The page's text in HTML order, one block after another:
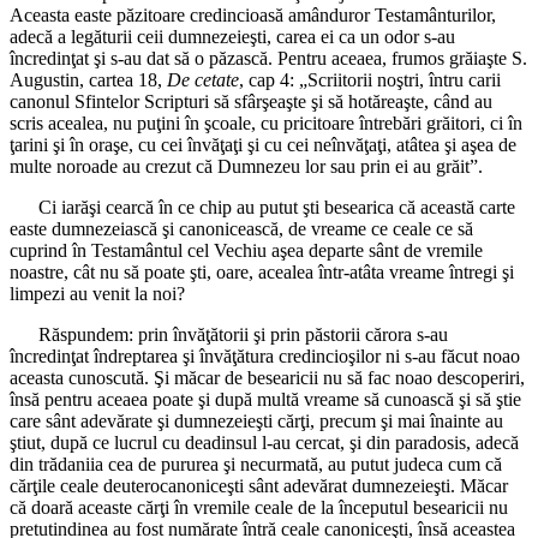
Aceasta easte păzitoare credincioasă amânduror Testamânturilor,
adecă a legăturii ceii dumnezeieşti, carea ei ca un odor s-au
încredinţat şi s-au dat să o păzască. Pentru aceaea, frumos grăiaşte S.
Augustin, cartea 18, De cetate, cap 4: „Scriitorii noştri, întru carii
canonul Sfintelor Scripturi să sfârşeaşte şi să hotăreaşte, când au
scris acealea, nu puţini în şcoale, cu pricitoare întrebări grăitori, ci în
ţarini şi în oraşe, cu cei învăţaţi şi cu cei neînvăţaţi, atâtea şi aşea de
multe noroade au crezut că Dumnezeu lor sau prin ei au grăit”.
Ci iarăşi cearcă în ce chip au putut şti besearica că această carte
easte dumnezeiască şi canonicească, de vreame ce ceale ce să
cuprind în Testamântul cel Vechiu aşea departe sânt de vremile
noastre, cât nu să poate şti, oare, acealea într-atâta vreame întregi şi
limpezi au venit la noi?
Răspundem: prin învăţătorii şi prin păstorii cărora s-au
încredinţat îndreptarea şi învăţătura credincioşilor ni s-au făcut noao
aceasta cunoscută. Şi măcar de besearicii nu să fac noao descoperiri,
însă pentru aceaea poate şi după multă vreame să cunoască şi să ştie
care sânt adevărate şi dumnezeieşti cărţi, precum şi mai înainte au
ştiut, după ce lucrul cu deadinsul l-au cercat, şi din paradosis, adecă
din trădaniia cea de pururea şi necurmată, au putut judeca cum că
cărţile ceale deuterocanoniceşti sânt adevărat dumnezeieşti. Măcar
că doară aceaste cărţi în vremile ceale de la începutul besearicii nu
pretutindinea au fost numărate întră ceale canoniceşti, însă aceastea